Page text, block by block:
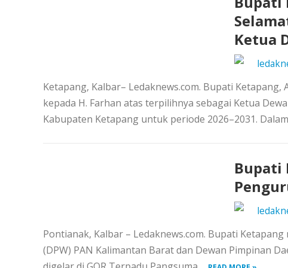
Ketua
Ketapang, Kalbar– Ledaknews.com. Bupati
kepada H. Farhan atas terpilihnya sebagai Ketua
Kabupaten Ketapang untuk periode 2026–2031.
Bupati
Pontianak, Kalbar – Ledaknews.com. Bupati
(DPW) PAN Kalimantan Barat dan Dewan Pimpinan